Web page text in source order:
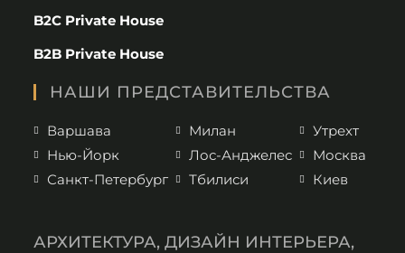
B2C Private House
B2B Private House
НАШИ ПРЕДСТАВИТЕЛЬСТВА
Варшава Милан
Утрехт
Нью-Йорк
Лос-Анджелес
Москва
Санкт-Петербург
Тбилиси Киев
АРХИТЕКТУРА, ДИЗАЙН ИНТЕРЬЕРА,